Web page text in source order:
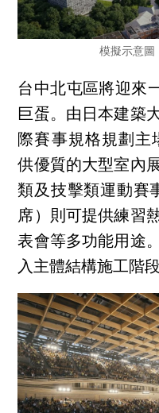
模擬示意圖
台中北屯區將迎來
巨蛋。由日本建築
際賽事規格規劃主
供優質的大型室內
類及技擊類運動賽
席）則可提供練習
表會等多功能用途
入主體結構施工階